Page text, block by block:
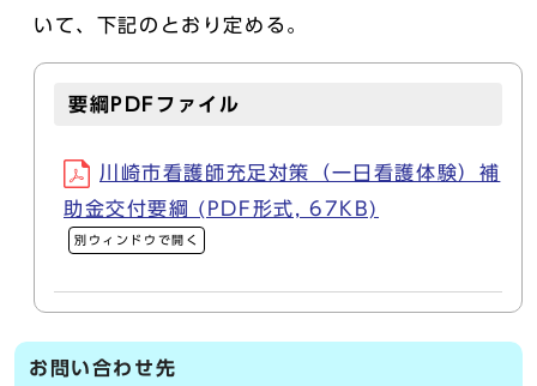
いて、下記のとおり定める。
要綱PDFファイル
川崎市看護師充足対策（一日看護体験）補
助金交付要綱 (PDF形式, 67KB)
別ウィンドウで開く
お問い合わせ先